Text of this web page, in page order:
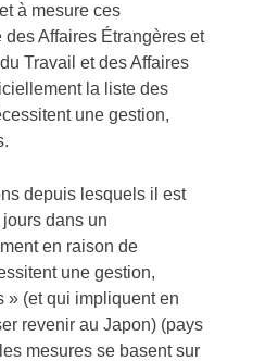
à mesure ces
Affaires Étrangères et
Travail et des Affaires
la liste des
une gestion,
depuis lesquels il est
dans un
en raison de
une gestion,
» (et qui impliquent en
revenir au Japon) (pays
mesures se basent sur